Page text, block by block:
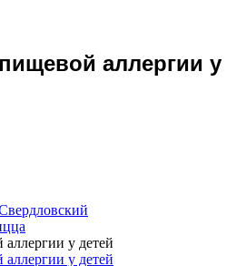
аллергии у
у детей